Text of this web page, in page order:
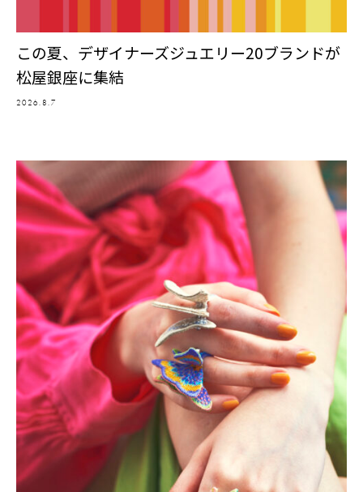
この夏、デザイナーズジュエリー20ブランドが
松屋銀座に集結
2026.8.7